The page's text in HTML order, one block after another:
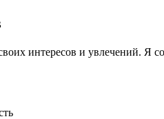
интересов и увлечений. Я